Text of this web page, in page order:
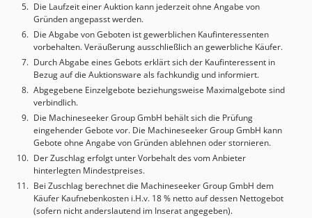
Die Laufzeit einer Auktion kann jederzeit ohne Angabe von
Gründen angepasst werden.
Die Abgabe von Geboten ist gewerblichen Kaufinteressenten
vorbehalten. Veräußerung ausschließlich an gewerbliche Käufer.
Durch Abgabe eines Gebots erklärt sich der Kaufinteressent in
Bezug auf die Auktionsware als fachkundig und informiert.
Abgegebene Einzelgebote beziehungsweise Maximalgebote sind
verbindlich.
Die Machineseeker Group GmbH behält sich die Prüfung
eingehender Gebote vor. Die Machineseeker Group GmbH kann
Gebote ohne Angabe von Gründen ablehnen oder stornieren.
Der Zuschlag erfolgt unter Vorbehalt des vom Anbieter
hinterlegten Mindestpreises.
Bei Zuschlag berechnet die Machineseeker Group GmbH dem
Käufer Kaufnebenkosten i.H.v. 18 % netto auf dessen Nettogebot
(sofern nicht anderslautend im Inserat angegeben).